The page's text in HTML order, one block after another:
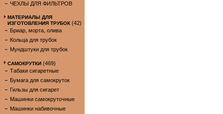
ЧЕХЛЫ ДЛЯ ФИЛЬТРОВ
МАТЕРИАЛЫ ДЛЯ
ИЗГОТОВЛЕНИЯ ТРУБОК (42)
Бриар, морта, олива
Кольца для трубок
Мундштуки для трубок
САМОКРУТКИ (469)
Табаки сигаретные
Бумага для самокруток
Гильзы для сигарет
Машинки самокруточные
Машинки набивочные